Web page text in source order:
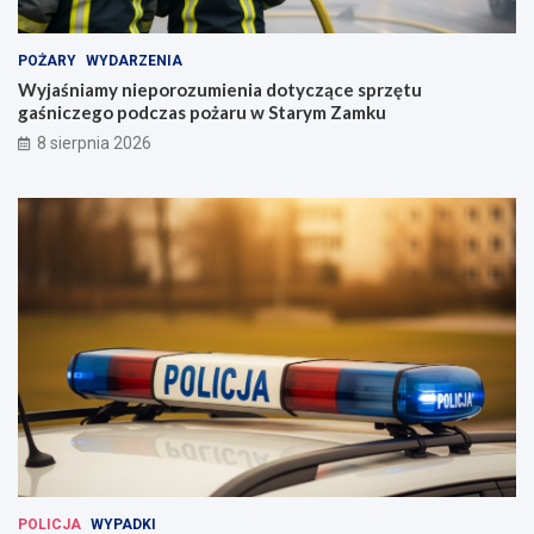
t
g
o
d
n
POŻARY WYDARZENIA
Wyjaśniamy nieporozumienia dotyczące sprzętu
gaśniczego podczas pożaru w Starym Zamku
8 sierpnia 2026
POLICJA WYPADKI